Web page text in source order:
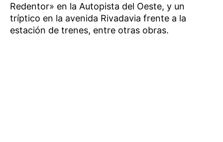
Redentor» en la Autopista del Oeste, y un
tríptico en la avenida Rivadavia frente a la
estación de trenes, entre otras obras.